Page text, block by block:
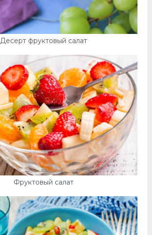
Десерт фруктовый салат
Фруктовый салат